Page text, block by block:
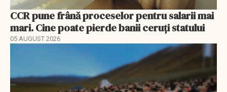
CCR pune frână proceselor pentru salarii mai
mari. Cine poate pierde banii ceruți statului
05 AUGUST 2026